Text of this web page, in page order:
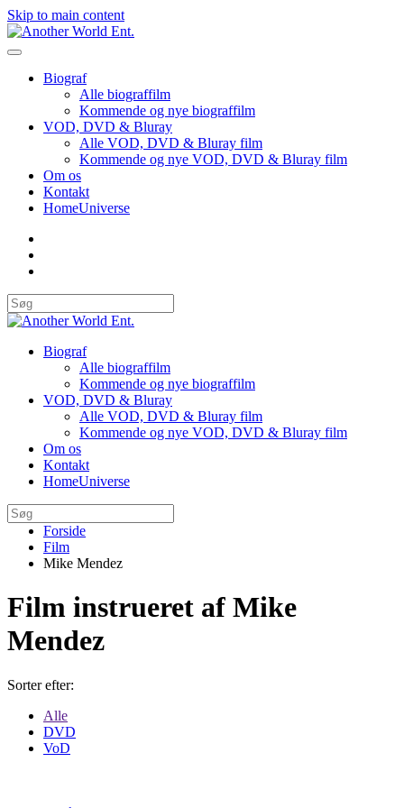
Skip to main content
Biograf
Alle biograffilm
Kommende og nye biograffilm
VOD, DVD & Bluray
Alle VOD, DVD & Bluray film
Kommende og nye VOD, DVD & Bluray film
Om os
Kontakt
HomeUniverse
Biograf
Alle biograffilm
Kommende og nye biograffilm
VOD, DVD & Bluray
Alle VOD, DVD & Bluray film
Kommende og nye VOD, DVD & Bluray film
Om os
Kontakt
HomeUniverse
Forside
Film
Mike Mendez
Film instrueret af Mike
Mendez
Sorter efter:
Alle
DVD
VoD